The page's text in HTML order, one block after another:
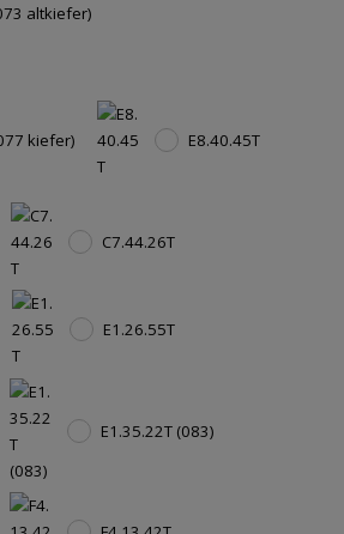
altkiefer)
kiefer) E8.40.45T
C7.44.26T
E1.26.55T
E1.35.22T (083)